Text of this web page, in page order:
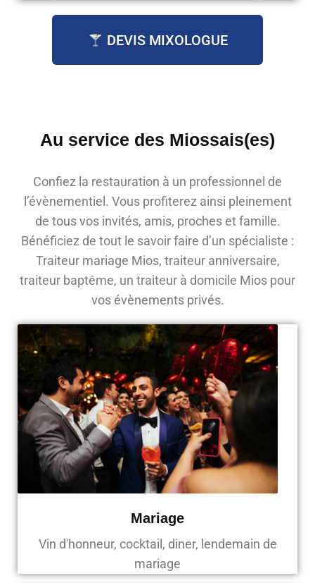
DEVIS MIXOLOGUE
Au service des Miossais(es)
Confiez la restauration à un professionnel de
l’évènementiel. Vous profiterez ainsi pleinement
de tous vos invités, amis, proches et famille.
Bénéficiez de tout le savoir faire d’un spécialiste :
Traiteur mariage Mios, traiteur anniversaire,
traiteur baptême, un traiteur à domicile Mios pour
vos évènements privés.
Mariage
Vin d'honneur, cocktail, diner, lendemain de
mariage